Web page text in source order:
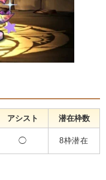
アシスト 潜在枠数
◯ 8枠潜在